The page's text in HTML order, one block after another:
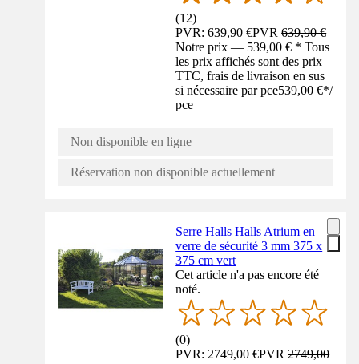
(12)
PVR: 639,90 €PVR639,90 €
Notre prix — 539,00 € * Tous
les prix affichés sont des prix
TTC, frais de livraison en sus
si nécessaire par pce539,00 €*/
pce
Non disponible en ligne
Réservation non disponible actuellement
Serre Halls Halls Atrium en
verre de sécurité 3 mm 375 x
375 cm vert
Cet article n'a pas encore été
noté.
(0)
PVR: 2749,00 €PVR2749,00